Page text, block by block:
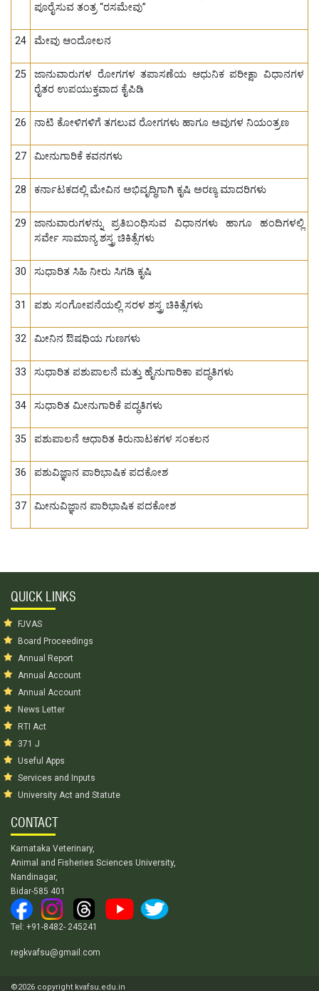
ಪೂರೈಸುವ ತಂತ್ರ “ರಸಮೇವು”
24 ಮೇವು ಆಂದೋಲನ
25
ಜಾನುವಾರುಗಳ ರೋಗಗಳ ತಪಾಸಣೆಯ ಆಧುನಿಕ ಪರೀಕ್ಷಾ ವಿಧಾನಗಳ
ರೈತರ ಉಪಯುಕ್ತವಾದ ಕೈಪಿಡಿ
26 ನಾಟಿ ಕೋಳಿಗಳಿಗೆ ತಗಲುವ ರೋಗಗಳು ಹಾಗೂ ಅವುಗಳ ನಿಯಂತ್ರಣ
27 ಮೀನುಗಾರಿಕೆ ಕವನಗಳು
28 ಕರ್ನಾಟಕದಲ್ಲಿ ಮೇವಿನ ಅಭಿವೃದ್ಧಿಗಾಗಿ ಕೃಷಿ ಅರಣ್ಯ ಮಾದರಿಗಳು
29
ಜಾನುವಾರುಗಳನ್ನು ಪ್ರತಿಬಂಧಿಸುವ ವಿಧಾನಗಳು ಹಾಗೂ ಹಂದಿಗಳಲ್ಲಿ
ಸರ್ವೇ ಸಾಮಾನ್ಯ ಶಸ್ತ್ರ ಚಿಕಿತ್ಸೆಗಳು
30 ಸುಧಾರಿತ ಸಿಹಿ ನೀರು ಸಿಗಡಿ ಕೃಷಿ
31 ಪಶು ಸಂಗೋಪನೆಯಲ್ಲಿ ಸರಳ ಶಸ್ತ್ರ ಚಿಕಿತ್ಸೆಗಳು
32 ಮೀನಿನ ಔಷಧಿಯ ಗುಣಗಳು
33 ಸುಧಾರಿತ ಪಶುಪಾಲನೆ ಮತ್ತು ಹೈನುಗಾರಿಕಾ ಪದ್ಧತಿಗಳು
34 ಸುಧಾರಿತ ಮೀನುಗಾರಿಕೆ ಪದ್ಧತಿಗಳು
35 ಪಶುಪಾಲನೆ ಆಧಾರಿತ ಕಿರುನಾಟಕಗಳ ಸಂಕಲನ
36 ಪಶುವಿಜ್ಞಾನ ಪಾರಿಭಾಷಿಕ ಪದಕೋಶ
37 ಮೀನುವಿಜ್ಞಾನ ಪಾರಿಭಾಷಿಕ ಪದಕೋಶ
QUICK LINKS
FJVAS
Board Proceedings
Annual Report
Annual Account
Annual Account
News Letter
RTI Act
371 J
Useful Apps
Services and Inputs
University Act and Statute
CONTACT
Karnataka Veterinary,
Animal and Fisheries Sciences University,
Nandinagar,
Bidar-585 401
Tel: +91-8482- 245241
regkvafsu@gmail.com
©2026 copyright kvafsu.edu.in